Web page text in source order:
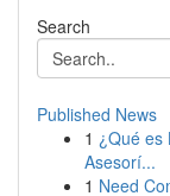
Search
Published News
1 ¿Qué es
Asesorí...
1 Need